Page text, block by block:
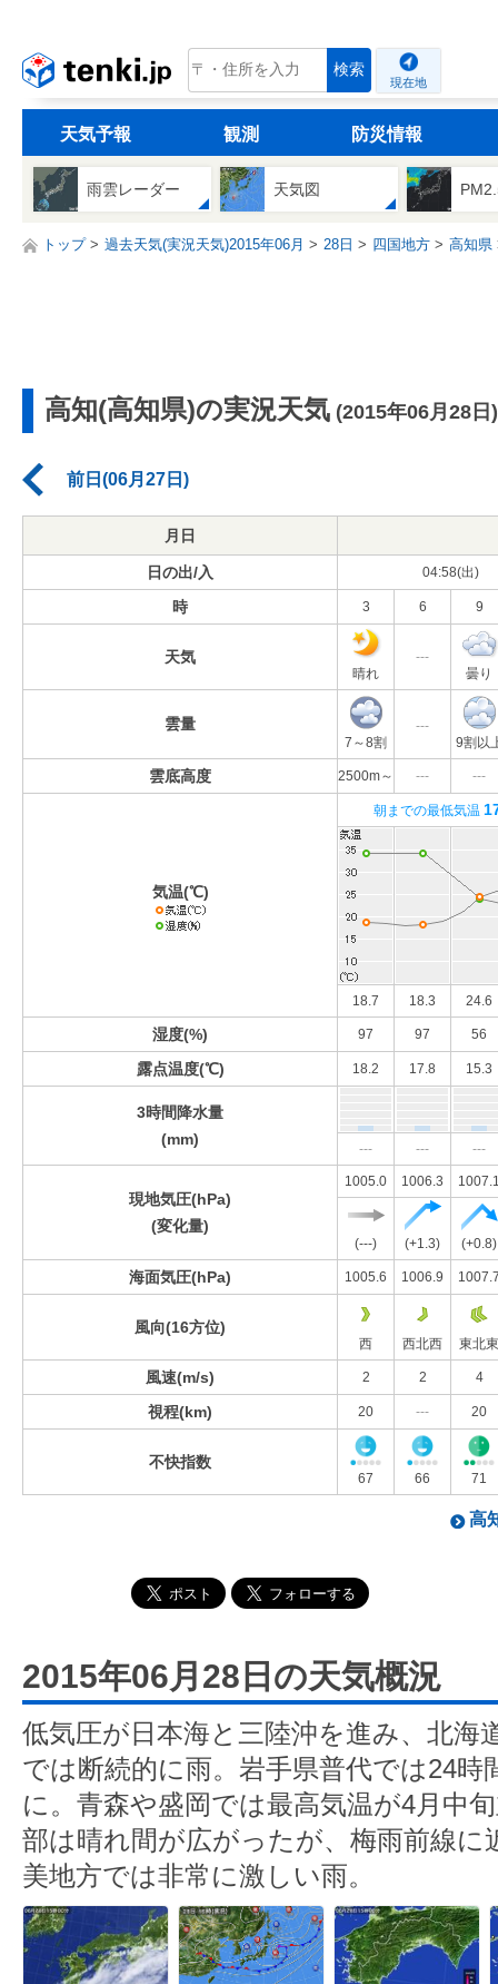
tenki.jp 検索
現在地
天気予報 観測 防災情報
雨雲レーダー 天気図
トップ 過去天気(実況天気)2015年06月 28日 四国地方 高知県
高知(高知県)の実況天気 (2015年06月28日)
前日(06月27日)
月日
日の出/入 04:58(出)
時 3 6 9
天気
晴れ
---
曇り
雲量
7～8割
---
9割以
雲底高度 2500m～ --- ---
気温(℃)
朝までの最低気温
18.7 18.3 24.6
湿度(%) 97 97 56
露点温度(℃) 18.2 17.8 15.3
3時間降水量
(mm)
--- --- ---
現地気圧(hPa)
(変化量)
1005.0 1006.3
(---) (+1.3) (+0.8)
海面気圧(hPa) 1005.6 1006.9
風向(16方位)
西 西北西 東北東
風速(m/s) 2 2 4
視程(km) 20 --- 20
不快指数
67 66 71
高
2015年06月28日の天気概況
低気圧が日本海と三陸沖を進み、北海
では断続的に雨。岩手県普代では24時
に。青森や盛岡では最高気温が4月中
部は晴れ間が広がったが、梅雨前線に
美地方では非常に激しい雨。